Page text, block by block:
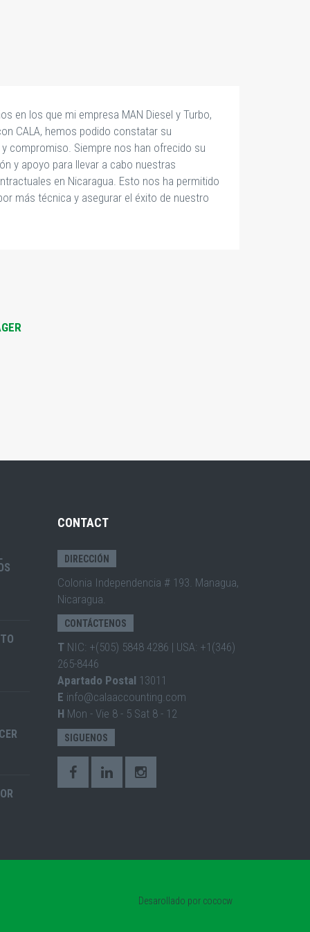
en los que mi empresa MAN Diesel y Turbo,
CALA, hemos podido constatar su
compromiso. Siempre nos han ofrecido su
y apoyo para llevar a cabo nuestras
en Nicaragua. Esto nos ha permitido
más técnica y asegurar el éxito de nuestro
CONTACT
DIRECCIÓN
Colonia Independencia # 193. Managua,
Nicaragua.
CONTÁCTENOS
T NIC: +(505) 5848 4286 | USA: +1(346)
265-8446
Apartado Postal 13011
E info@calaaccounting.com
H Mon - Vie 8 - 5 Sat 8 - 12
SIGUENOS
Desarollado por cococw